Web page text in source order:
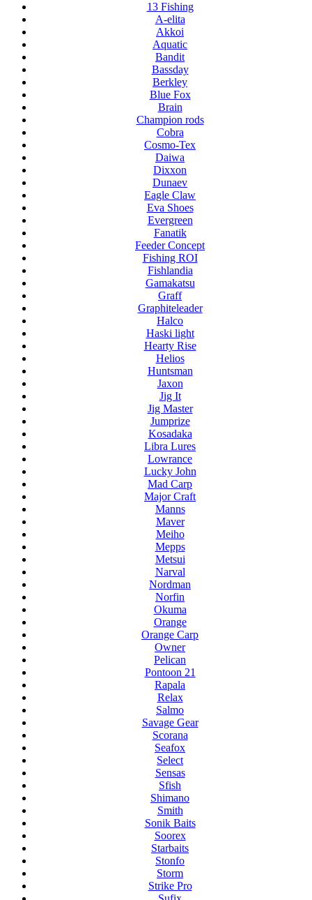
13 Fishing
A-elita
Akkoi
Aquatic
Bandit
Bassday
Berkley
Blue Fox
Brain
Champion rods
Cobra
Cosmo-Tex
Daiwa
Dixxon
Dunaev
Eagle Claw
Eva Shoes
Evergreen
Fanatik
Feeder Concept
Fishing ROI
Fishlandia
Gamakatsu
Graff
Graphiteleader
Halco
Haski light
Hearty Rise
Helios
Huntsman
Jaxon
Jig It
Jig Master
Jumprize
Kosadaka
Libra Lures
Lowrance
Lucky John
Mad Carp
Major Craft
Manns
Maver
Meiho
Mepps
Metsui
Narval
Nordman
Norfin
Okuma
Orange
Orange Carp
Owner
Pelican
Pontoon 21
Rapala
Relax
Salmo
Savage Gear
Scorana
Seafox
Select
Sensas
Sfish
Shimano
Smith
Sonik Baits
Soorex
Starbaits
Stonfo
Storm
Strike Pro